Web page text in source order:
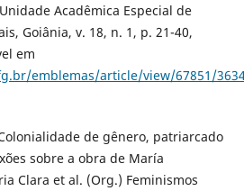
Acadêmica Especial de
Goiânia, v. 18, n. 1, p. 21-40,
em
emblemas/article/view/67851/
de gênero, patriarcado
sobre a obra de María
Clara et al. (Org.) Feminismos